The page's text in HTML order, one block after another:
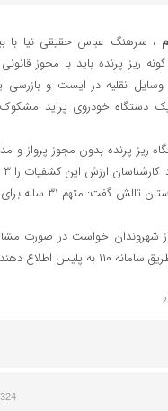
، سرهنگ عباس حقیقی نیا با
ریز پرنده باید با مجوز
نقلیه در ایست و بازرسی
دستگاه خودروی پراید
پرنده بدون مجوز پرواز و
این کشفیات را ۳ میلیارد ریال برآورد کردند.
فرمانده انتظامی
شهروندان خواست در صورت
پلیس اطلاع دهند